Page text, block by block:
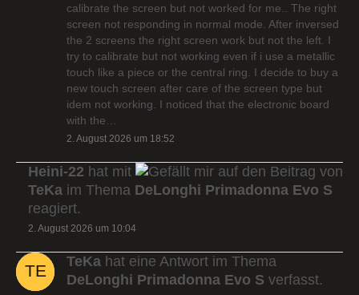
calibrate the screen but not worked for me.. The right
screen not responding in normal mode. After inversed
the 2 screens the right screen work but not the left. I
try to calibrate but not working even if i use a metallic
touch like a piece or the central ring. I decide to buy a
new touch screen after care of the screen type but
idem not working. I noticed that the electronic board
with the…
2. August 2026 um 18:52
Heini-22 hat mit
auf den Beitrag von
TeKa im Thema DeLonghi Primadonna Evo S
reagiert.
2. August 2026 um 10:04
TeKa hat eine Antwort im Thema
DeLonghi Primadonna Evo S verfasst.